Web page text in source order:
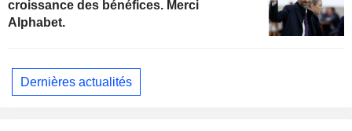
croissance des bénéfices. Merci
Alphabet.
Dernières actualités